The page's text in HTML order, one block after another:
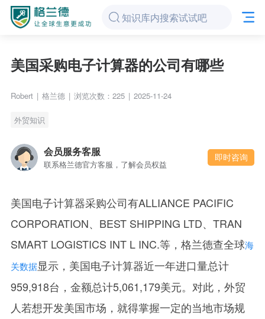
美国采购电子计算器的公司有哪些
Robert | 格兰德 | 浏览次数：225 | 2025-11-24
外贸知识
会员服务客服
联系格兰德官方客服，了解会员权益
即时咨询
美国电子计算器采购公司有ALLIANCE PACIFIC
CORPORATION、BEST SHIPPING LTD、TRAN
SMART LOGISTICS INT L INC.等，格兰德查全球海
关数据显示，美国电子计算器近一年进口量总计
959,918台，金额总计5,061,179美元。对此，外贸
人若想开发美国市场，就得掌握一定的当地市场规